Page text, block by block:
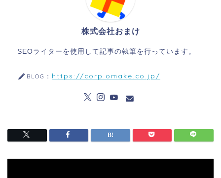
株式会社おまけ
SEOライターを使用して記事の執筆を行っています。
BLOG： https://corp.omake.co.jp/